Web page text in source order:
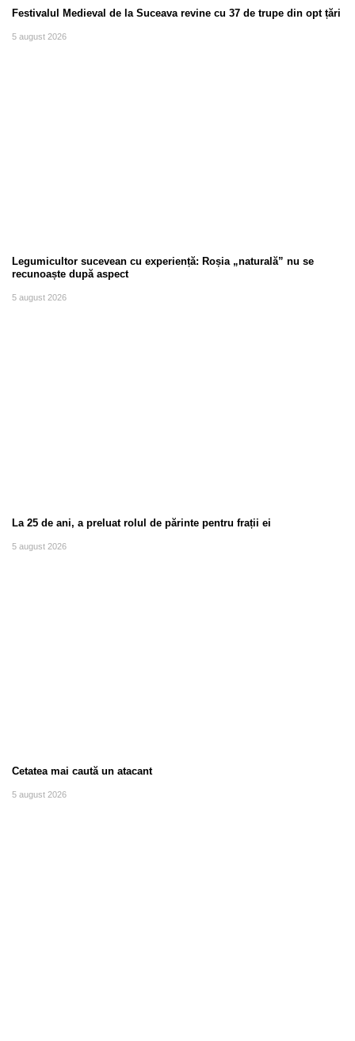
Festivalul Medieval de la Suceava revine cu 37 de trupe din opt țări
5 august 2026
Legumicultor sucevean cu experiență: Roșia „naturală” nu se
recunoaște după aspect
5 august 2026
La 25 de ani, a preluat rolul de părinte pentru frații ei
5 august 2026
Cetatea mai caută un atacant
5 august 2026